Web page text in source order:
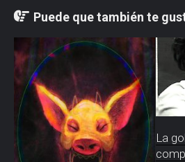
Puede que también te
La